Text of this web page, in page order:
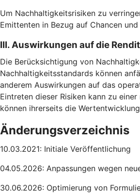
Um Nachhaltigkeitsrisiken zu
Emittenten in Bezug auf Chancen
III. Auswirkungen auf die
Die Berücksichtigung von
Nachhaltigkeitsstandards können
anderem Auswirkungen auf das
Eintreten dieser Risiken kann zu
können ihrerseits die
Änderungsverzeichnis
10.03.2021: Initiale Veröffentlichung
04.05.2026: Anpassungen wegen
30.06.2026: Optimierung von